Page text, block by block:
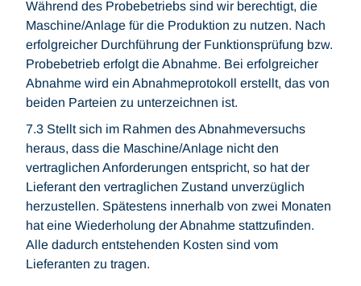
Während des Probebetriebs sind wir berechtigt, die
Maschine/Anlage für die Produktion zu nutzen. Nach
erfolgreicher Durchführung der Funktionsprüfung bzw.
Probebetrieb erfolgt die Abnahme. Bei erfolgreicher
Abnahme wird ein Abnahmeprotokoll erstellt, das von
beiden Parteien zu unterzeichnen ist.
7.3 Stellt sich im Rahmen des Abnahmeversuchs
heraus, dass die Maschine/Anlage nicht den
vertraglichen Anforderungen entspricht, so hat der
Lieferant den vertraglichen Zustand unverzüglich
herzustellen. Spätestens innerhalb von zwei Monaten
hat eine Wiederholung der Abnahme stattzufinden.
Alle dadurch entstehenden Kosten sind vom
Lieferanten zu tragen.